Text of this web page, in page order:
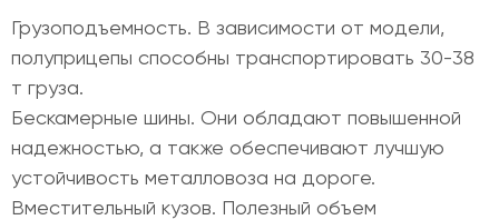
Грузоподъемность. В зависимости от модели,
полуприцепы способны транспортировать 30-38
т груза.
Бескамерные шины. Они обладают повышенной
надежностью, а также обеспечивают лучшую
устойчивость металловоза на дороге.
Вместительный кузов. Полезный объем